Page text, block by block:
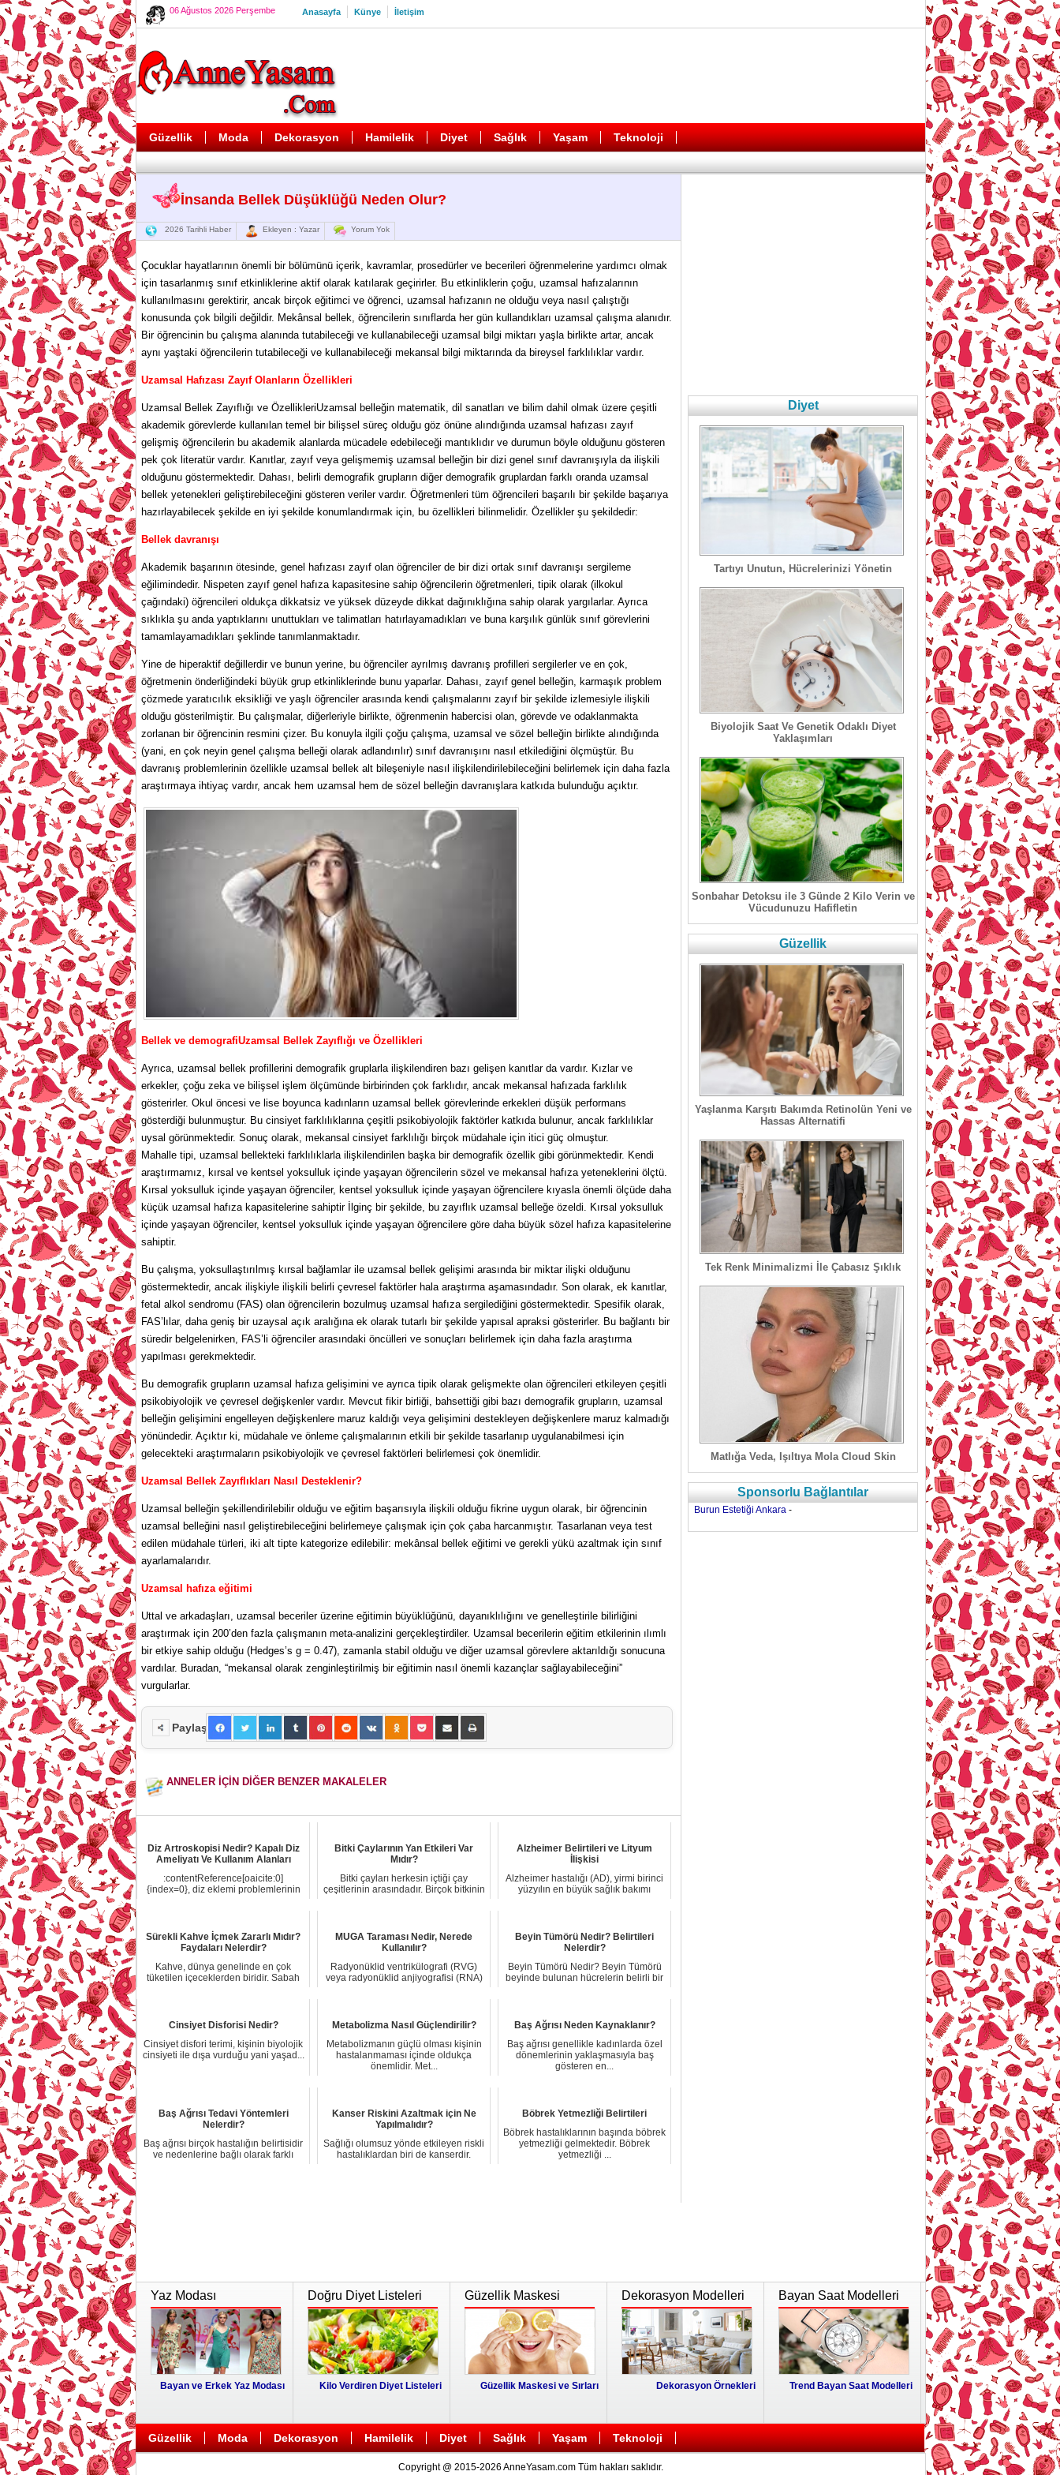
06 Ağustos 2026 Perşembe Anasayfa Künye İletişim
Güzellik Moda Dekorasyon Hamilelik Diyet Sağlık Yaşam Teknoloji
İnsanda Bellek Düşüklüğü Neden Olur?
2026 Tarihli Haber Ekleyen : Yazar Yorum Yok
Çocuklar hayatlarının önemli bir bölümünü içerik, kavramlar, prosedürler ve becerileri öğrenmelerine yardımcı olmak
için tasarlanmış sınıf etkinliklerine aktif olarak katılarak geçirirler. Bu etkinliklerin çoğu, uzamsal hafızalarının
kullanılmasını gerektirir, ancak birçok eğitimci ve öğrenci, uzamsal hafızanın ne olduğu veya nasıl çalıştığı
konusunda çok bilgili değildir. Mekânsal bellek, öğrencilerin sınıflarda her gün kullandıkları uzamsal çalışma alanıdır.
Bir öğrencinin bu çalışma alanında tutabileceği ve kullanabileceği uzamsal bilgi miktarı yaşla birlikte artar, ancak
aynı yaştaki öğrencilerin tutabileceği ve kullanabileceği mekansal bilgi miktarında da bireysel farklılıklar vardır.
Uzamsal Hafızası Zayıf Olanların Özellikleri
Uzamsal Bellek Zayıflığı ve ÖzellikleriUzamsal belleğin matematik, dil sanatları ve bilim dahil olmak üzere çeşitli
akademik görevlerde kullanılan temel bir bilişsel süreç olduğu göz önüne alındığında uzamsal hafızası zayıf
gelişmiş öğrencilerin bu akademik alanlarda mücadele edebileceği mantıklıdır ve durumun böyle olduğunu gösteren
pek çok literatür vardır. Kanıtlar, zayıf veya gelişmemiş uzamsal belleğin bir dizi genel sınıf davranışıyla da ilişkili
olduğunu göstermektedir. Dahası, belirli demografik grupların diğer demografik gruplardan farklı oranda uzamsal
bellek yetenekleri geliştirebileceğini gösteren veriler vardır. Öğretmenleri tüm öğrencileri başarılı bir şekilde başarıya
hazırlayabilecek şekilde en iyi şekilde konumlandırmak için, bu özellikleri bilinmelidir. Özellikler şu şekildedir:
Bellek davranışı
Akademik başarının ötesinde, genel hafızası zayıf olan öğrenciler de bir dizi ortak sınıf davranışı sergileme
eğilimindedir. Nispeten zayıf genel hafıza kapasitesine sahip öğrencilerin öğretmenleri, tipik olarak (ilkokul
çağındaki) öğrencileri oldukça dikkatsiz ve yüksek düzeyde dikkat dağınıklığına sahip olarak yargılarlar. Ayrıca
sıklıkla şu anda yaptıklarını unuttukları ve talimatları hatırlayamadıkları ve buna karşılık günlük sınıf görevlerini
tamamlayamadıkları şeklinde tanımlanmaktadır.
Yine de hiperaktif değillerdir ve bunun yerine, bu öğrenciler ayrılmış davranış profilleri sergilerler ve en çok,
öğretmenin önderliğindeki büyük grup etkinliklerinde bunu yaparlar. Dahası, zayıf genel belleğin, karmaşık problem
çözmede yaratıcılık eksikliği ve yaşlı öğrenciler arasında kendi çalışmalarını zayıf bir şekilde izlemesiyle ilişkili
olduğu gösterilmiştir. Bu çalışmalar, diğerleriyle birlikte, öğrenmenin habercisi olan, görevde ve odaklanmakta
zorlanan bir öğrencinin resmini çizer. Bu konuyla ilgili çoğu çalışma, uzamsal ve sözel belleğin birlikte alındığında
(yani, en çok neyin genel çalışma belleği olarak adlandırılır) sınıf davranışını nasıl etkilediğini ölçmüştür. Bu
davranış problemlerinin özellikle uzamsal bellek alt bileşeniyle nasıl ilişkilendirilebileceğini belirlemek için daha fazla
araştırmaya ihtiyaç vardır, ancak hem uzamsal hem de sözel belleğin davranışlara katkıda bulunduğu açıktır.
Bellek ve demografiUzamsal Bellek Zayıflığı ve Özellikleri
Ayrıca, uzamsal bellek profillerini demografik gruplarla ilişkilendiren bazı gelişen kanıtlar da vardır. Kızlar ve
erkekler, çoğu zeka ve bilişsel işlem ölçümünde birbirinden çok farklıdır, ancak mekansal hafızada farklılık
gösterirler. Okul öncesi ve lise boyunca kadınların uzamsal bellek görevlerinde erkekleri düşük performans
gösterdiği bulunmuştur. Bu cinsiyet farklılıklarına çeşitli psikobiyolojik faktörler katkıda bulunur, ancak farklılıklar
uysal görünmektedir. Sonuç olarak, mekansal cinsiyet farklılığı birçok müdahale için itici güç olmuştur.
Mahalle tipi, uzamsal bellekteki farklılıklarla ilişkilendirilen başka bir demografik özellik gibi görünmektedir. Kendi
araştırmamız, kırsal ve kentsel yoksulluk içinde yaşayan öğrencilerin sözel ve mekansal hafıza yeteneklerini ölçtü.
Kırsal yoksulluk içinde yaşayan öğrenciler, kentsel yoksulluk içinde yaşayan öğrencilere kıyasla önemli ölçüde daha
küçük uzamsal hafıza kapasitelerine sahiptir İlginç bir şekilde, bu zayıflık uzamsal belleğe özeldi. Kırsal yoksulluk
içinde yaşayan öğrenciler, kentsel yoksulluk içinde yaşayan öğrencilere göre daha büyük sözel hafıza kapasitelerine
sahiptir.
Bu çalışma, yoksullaştırılmış kırsal bağlamlar ile uzamsal bellek gelişimi arasında bir miktar ilişki olduğunu
göstermektedir, ancak ilişkiyle ilişkili belirli çevresel faktörler hala araştırma aşamasındadır. Son olarak, ek kanıtlar,
fetal alkol sendromu (FAS) olan öğrencilerin bozulmuş uzamsal hafıza sergilediğini göstermektedir. Spesifik olarak,
FAS’lılar, daha geniş bir uzaysal açık aralığına ek olarak tutarlı bir şekilde yapısal apraksi gösterirler. Bu bağlantı bir
süredir belgelenirken, FAS’li öğrenciler arasındaki öncülleri ve sonuçları belirlemek için daha fazla araştırma
yapılması gerekmektedir.
Bu demografik grupların uzamsal hafıza gelişimini ve ayrıca tipik olarak gelişmekte olan öğrencileri etkileyen çeşitli
psikobiyolojik ve çevresel değişkenler vardır. Mevcut fikir birliği, bahsettiği gibi bazı demografik grupların, uzamsal
belleğin gelişimini engelleyen değişkenlere maruz kaldığı veya gelişimini destekleyen değişkenlere maruz kalmadığı
yönündedir. Açıktır ki, müdahale ve önleme çalışmalarının etkili bir şekilde tasarlanıp uygulanabilmesi için
gelecekteki araştırmaların psikobiyolojik ve çevresel faktörleri belirlemesi çok önemlidir.
Uzamsal Bellek Zayıflıkları Nasıl Desteklenir?
Uzamsal belleğin şekillendirilebilir olduğu ve eğitim başarısıyla ilişkili olduğu fikrine uygun olarak, bir öğrencinin
uzamsal belleğini nasıl geliştirebileceğini belirlemeye çalışmak için çok çaba harcanmıştır. Tasarlanan veya test
edilen müdahale türleri, iki alt tipte kategorize edilebilir: mekânsal bellek eğitimi ve gerekli yükü azaltmak için sınıf
ayarlamalarıdır.
Uzamsal hafıza eğitimi
Uttal ve arkadaşları, uzamsal beceriler üzerine eğitimin büyüklüğünü, dayanıklılığını ve genelleştirile bilirliğini
araştırmak için 200’den fazla çalışmanın meta-analizini gerçekleştirdiler. Uzamsal becerilerin eğitim etkilerinin ılımlı
bir etkiye sahip olduğu (Hedges’s g = 0.47), zamanla stabil olduğu ve diğer uzamsal görevlere aktarıldığı sonucuna
vardılar. Buradan, “mekansal olarak zenginleştirilmiş bir eğitimin nasıl önemli kazançlar sağlayabileceğini”
vurgularlar.
Paylaş
ANNELER İÇİN DİĞER BENZER MAKALELER
Diz Artroskopisi Nedir? Kapalı Diz
Ameliyatı Ve Kullanım Alanları
:contentReference[oaicite:0]
{index=0}, diz eklemi problemlerinin
Bitki Çaylarının Yan Etkileri Var
Mıdır?
Bitki çayları herkesin içtiği çay
çeşitlerinin arasındadır. Birçok bitkinin
Alzheimer Belirtileri ve Lityum
İlişkisi
Alzheimer hastalığı (AD), yirmi birinci
yüzyılın en büyük sağlık bakımı
Sürekli Kahve İçmek Zararlı Mıdır?
Faydaları Nelerdir?
Kahve, dünya genelinde en çok
tüketilen içeceklerden biridir. Sabah
MUGA Taraması Nedir, Nerede
Kullanılır?
Radyonüklid ventrikülografi (RVG)
veya radyonüklid anjiyografisi (RNA)
Beyin Tümörü Nedir? Belirtileri
Nelerdir?
Beyin Tümörü Nedir? Beyin Tümörü
beyinde bulunan hücrelerin belirli bir
Cinsiyet Disforisi Nedir?
Cinsiyet disfori terimi, kişinin biyolojik
cinsiyeti ile dışa vurduğu yani yaşad...
Metabolizma Nasıl Güçlendirilir?
Metabolizmanın güçlü olması kişinin
hastalanmaması içinde oldukça
önemlidir. Met...
Baş Ağrısı Neden Kaynaklanır?
Baş ağrısı genellikle kadınlarda özel
dönemlerinin yaklaşmasıyla baş
gösteren en...
Baş Ağrısı Tedavi Yöntemleri
Nelerdir?
Baş ağrısı birçok hastalığın belirtisidir
ve nedenlerine bağlı olarak farklı
Kanser Riskini Azaltmak için Ne
Yapılmalıdır?
Sağlığı olumsuz yönde etkileyen riskli
hastalıklardan biri de kanserdir.
Böbrek Yetmezliği Belirtileri
Böbrek hastalıklarının başında böbrek
yetmezliği gelmektedir. Böbrek
yetmezliği ...
Diyet
Tartıyı Unutun, Hücrelerinizi Yönetin
Biyolojik Saat Ve Genetik Odaklı Diyet
Yaklaşımları
Sonbahar Detoksu ile 3 Günde 2 Kilo Verin ve
Vücudunuzu Hafifletin
Güzellik
Yaşlanma Karşıtı Bakımda Retinolün Yeni ve
Hassas Alternatifi
Tek Renk Minimalizmi İle Çabasız Şıklık
Matlığa Veda, Işıltıya Mola Cloud Skin
Sponsorlu Bağlantılar
Burun Estetiği Ankara -
Yaz Modası
Bayan ve Erkek Yaz Modası
Doğru Diyet Listeleri
Kilo Verdiren Diyet Listeleri
Güzellik Maskesi
Güzellik Maskesi ve Sırları
Dekorasyon Modelleri
Dekorasyon Örnekleri
Bayan Saat Modelleri
Trend Bayan Saat Modelleri
Güzellik Moda Dekorasyon Hamilelik Diyet Sağlık Yaşam Teknoloji
Copyright @ 2015-2026 AnneYasam.com Tüm hakları saklıdır.